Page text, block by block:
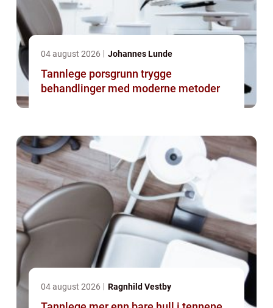
04 august 2026 Johannes Lunde
Tannlege porsgrunn trygge
behandlinger med moderne metoder
04 august 2026 Ragnhild Vestby